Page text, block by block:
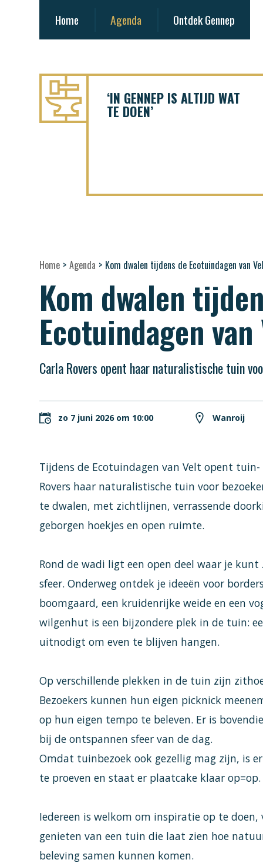
Home Agenda Ontdek Gennep
‘IN GENNEP IS ALTIJD WAT
TE DOEN’
Home > Agenda > Kom dwalen tijdens de Ecotuindagen van
Kom dwalen
Ecotuindagen
Carla Rovers opent haar naturalistische tuin
zo 7 juni 2026 om 10:00 Wanroij
Tijdens de Ecotuindagen van Velt opent
Rovers haar naturalistische tuin voor
te dwalen, met zichtlijnen, verrassende
geborgen hoekjes en open ruimte.
Rond de wadi ligt een open deel waar je
sfeer. Onderweg ontdek je ideeën voor
boomgaard, een kruidenrijke weide en een
wilgenhut is een bijzondere plek in de tuin:
uitnodigt om even te blijven hangen.
Op verschillende plekken in de tuin zijn
Bezoekers kunnen hun eigen picknick
op hun eigen tempo te beleven. Er is
bij de ontspannen sfeer van de dag.
Omdat tuinbezoek ook gezellig mag zijn, is
te proeven en staat er plaatcake klaar op=op.
Iedereen is welkom om inspiratie op te
genieten van een tuin die laat zien hoe
beleving samen kunnen komen.